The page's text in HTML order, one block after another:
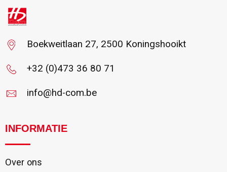
Boekweitlaan 27, 2500 Koningshooikt
+32 (0)473 36 80 71
info@hd-com.be
INFORMATIE
Over ons